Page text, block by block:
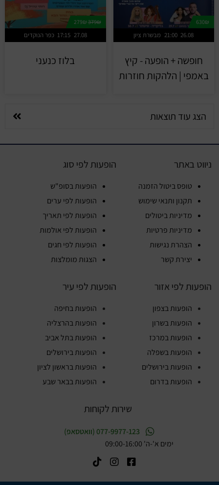
630₪
מבשרת ציון 21:00 26.08
חופשה + הופעה - קיץ
באמפי | הלהקות חוזרות
379₪
279₪
כפר הנוקדים 17:15 27.08
בלוז כנעני
הצג עוד תוצאות
ניווט באתר
טופס ביטול הזמנה
תקנון ותנאי שימוש
מדיניות ביטולים
מדיניות פרטיות
הצהרת נגישות
יצירת קשר
הופעות לפי סוג
הופעות בסופ"ש
הופעות לפי ערים
הופעות לפי תאריך
הופעות לפי אולמות
הופעות לפי חגים
הצגות מומלצות
הופעות לפי אזור
הופעות בצפון
הופעות בשרון
הופעות במרכז
הופעות בשפלה
הופעות בירושלים
הופעות בדרום
הופעות לפי עיר
הופעות בחיפה
הופעות בהרצליה
הופעות בתל אביב
הופעות בירושלים
הופעות בראשון לציון
הופעות בבאר שבע
שירות לקוחות
077-9977-123 (וואטסאפ)
ימים א'-ה' 09:00-16:00